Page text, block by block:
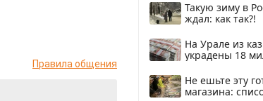
Правила общения
Такую зиму в
ждал: как так?!
На Урале из
украдены 18
Не ешьте эту
магазина: